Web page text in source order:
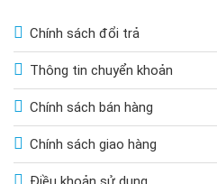
Chính sách đổi trả
Thông tin chuyển khoản
Chính sách bán hàng
Chính sách giao hàng